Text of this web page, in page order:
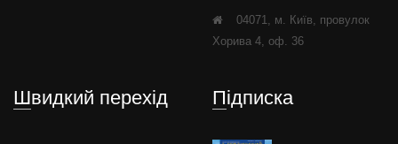
04071, м. Київ, провулок
Хорива 4, оф. 36
Швидкий перехід Підписка